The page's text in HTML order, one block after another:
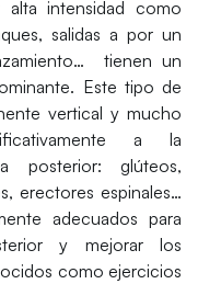
alta intensidad como
salidas a por un
tienen un
. Este tipo de
vertical y mucho
a la
posterior: glúteos,
erectores espinales…
adecuados para
y mejorar los
comoejercicios